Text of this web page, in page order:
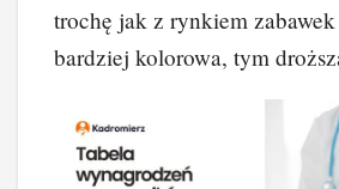
trochę jak z rynkiem
bardziej kolorowa, tym